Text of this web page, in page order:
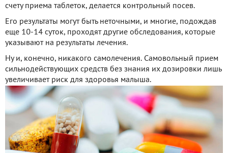
счету приема таблеток, делается контрольный посев.
Его результаты могут быть неточными, и многие, подождав
еще 10-14 суток, проходят другие обследования, которые
указывают на результаты лечения.
Ну и, конечно, никакого самолечения. Самовольный прием
сильнодействующих средств без знания их дозировки лишь
увеличивает риск для здоровья малыша.